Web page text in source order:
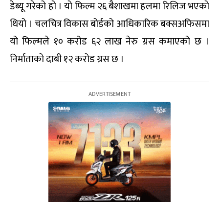
डेब्यू गरेको हो । यो फिल्म २६ बैशाखमा हलमा रिलिज भएको
थियो । चलचित्र विकास बोर्डको आधिकारिक बक्सअफिसमा
यो फिल्मले १० करोड ६२ लाख नेरु ग्रस कमाएको छ ।
निर्माताको दाबी १२ करोड ग्रस छ ।